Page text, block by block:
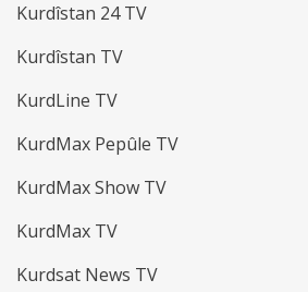
Kurdîstan 24 TV
Kurdîstan TV
KurdLine TV
KurdMax Pepûle TV
KurdMax Show TV
KurdMax TV
Kurdsat News TV